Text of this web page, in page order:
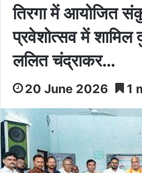
तिरगा में आयोजित
प्रवेशोत्सव में शामिल
ललित चंद्राकर…
20 June 2026 1